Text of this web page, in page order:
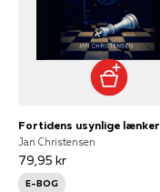
Fortidens usynlige lænker
Jan Christensen
79,95 kr
E-BOG